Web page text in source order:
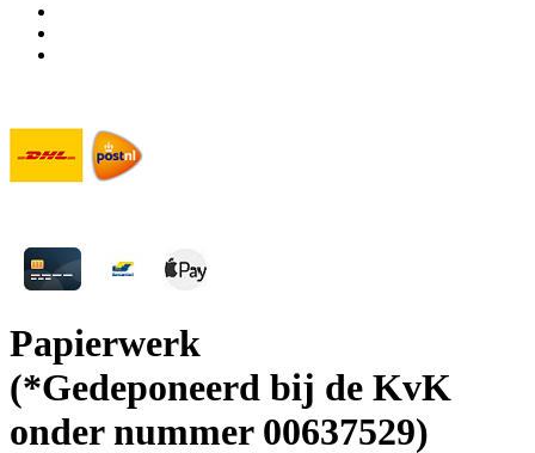
Papierwerk
(*Gedeponeerd bij de KvK
onder nummer 00637529)